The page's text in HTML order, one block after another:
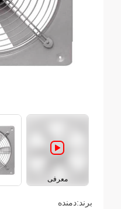
معرفی
برند:دمنده